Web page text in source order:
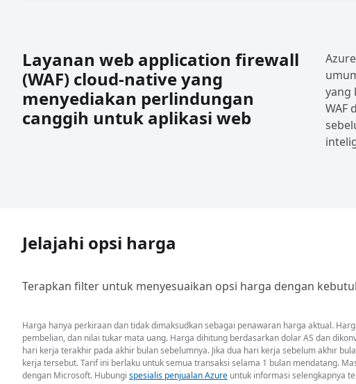
Layanan web application firewall
(WAF) cloud-native yang
menyediakan perlindungan
canggih untuk aplikasi web
yang
WAF
Jelajahi opsi harga
Terapkan filter untuk menyesuaikan opsi harga dengan
Harga hanya perkiraan dan tidak dimaksudkan sebagai penawaran harga aktual.
pembelian, dan nilai tukar mata uang. Harga dihitung berdasarkan dolar AS dan
hari kerja terakhir pada akhir bulan sebelumnya. Jika dua hari kerja sebelum akhir
kerja tersebut. Tarif ini berlaku untuk semua transaksi selama 1 bulan mendatang.
dengan Microsoft. Hubungi spesialis penjualan Azure untuk informasi selengkapnya